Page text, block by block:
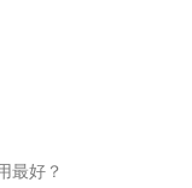
最好？